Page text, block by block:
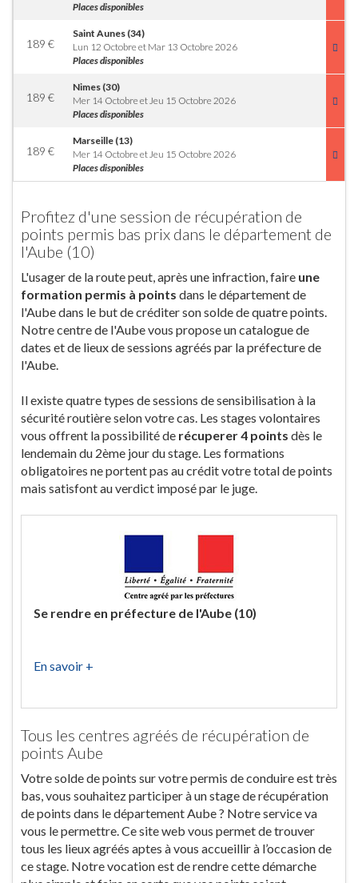
Places disponibles
189 €
Saint Aunes (34)
Lun 12 Octobre et Mar 13 Octobre 2026
Places disponibles
189 €
Nimes (30)
Mer 14 Octobre et Jeu 15 Octobre 2026
Places disponibles
189 €
Marseille (13)
Mer 14 Octobre et Jeu 15 Octobre 2026
Places disponibles
Profitez d'une session de récupération de
points permis bas prix dans le département de
l'Aube (10)
L'usager de la route peut, après une infraction, faire une
formation permis à points dans le département de
l'Aube dans le but de créditer son solde de quatre points.
Notre centre de l'Aube vous propose un catalogue de
dates et de lieux de sessions agréés par la préfecture de
l'Aube.
Il existe quatre types de sessions de sensibilisation à la
sécurité routière selon votre cas. Les stages volontaires
vous offrent la possibilité de récuperer 4 points dès le
lendemain du 2ème jour du stage. Les formations
obligatoires ne portent pas au crédit votre total de points
mais satisfont au verdict imposé par le juge.
Se rendre en préfecture de l'Aube (10)
En savoir +
Tous les centres agréés de récupération de
points Aube
Votre solde de points sur votre permis de conduire est très
bas, vous souhaitez participer à un stage de récupération
de points dans le département Aube ? Notre service va
vous le permettre. Ce site web vous permet de trouver
tous les lieux agréés aptes à vous accueillir à l’occasion de
ce stage. Notre vocation est de rendre cette démarche